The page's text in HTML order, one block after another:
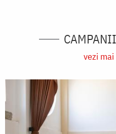
vezi